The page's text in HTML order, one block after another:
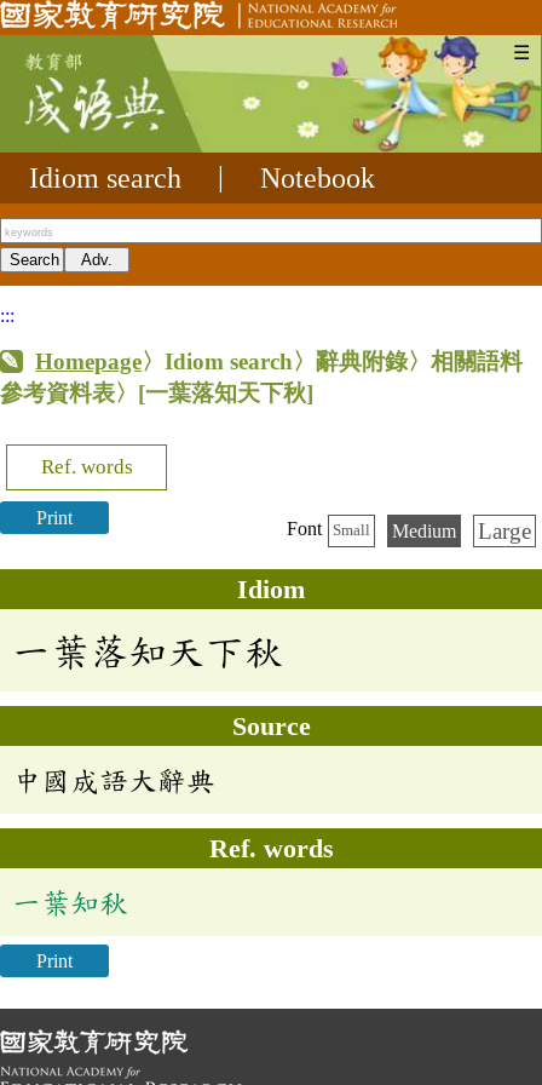
☰
Idiom search Notebook
:::
Homepage〉Idiom search〉辭典附錄〉相關語料
參考資料表〉 [一葉落知天下秋]
Ref. words
Print
Font Small Medium Large
Idiom
一葉落知天下秋
Source
中國成語大辭典
Ref. words
一葉知秋
Print